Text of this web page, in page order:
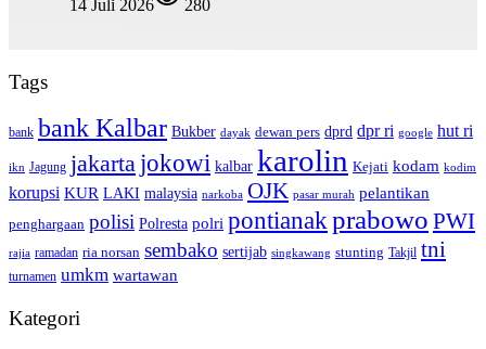
14 Juli 2026
280
Tags
bank bank Kalbar Bukber dayak dewan pers dprd dpr ri google hut ri
ikn Jagung jakarta jokowi kalbar karolin Kejati kodam kodim
korupsi KUR LAKI malaysia narkoba OJK pasar murah pelantikan
penghargaan polisi Polresta polri pontianakprabowo PWI
rajia ramadan ria norsan sembako sertijab singkawang stunting Takjil tni
turnamen umkm wartawan
Kategori